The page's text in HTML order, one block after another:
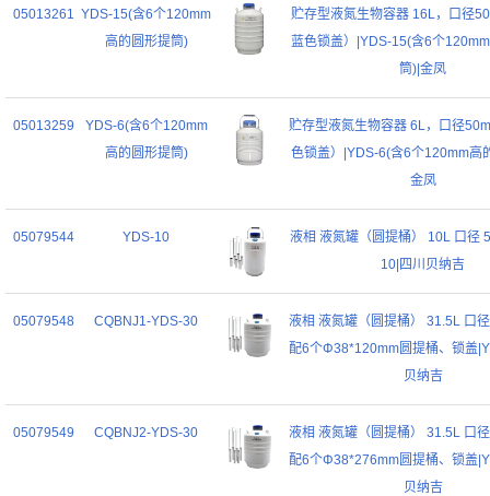
05013261 YDS-15(含6个120mm
高的圆形提筒)
贮存型液氮生物容器 16L，口径
蓝色锁盖）|YDS-15(含6个
筒)|金凤
05013259
YDS-6(含6个120mm
高的圆形提筒)
贮存型液氮生物容器 6L，口径
色锁盖）|YDS-6(含6个120mm高
金凤
05079544 YDS-10
液相 液氮罐（圆提桶） 10L 口径
10|四川贝纳吉
05079548 CQBNJ1-YDS-30
液相 液氮罐（圆提桶） 31.5L 口
配6个Φ38*120mm圆提桶、锁盖
贝纳吉
05079549 CQBNJ2-YDS-30
液相 液氮罐（圆提桶） 31.5L 口
配6个Φ38*276mm圆提桶、锁盖
贝纳吉